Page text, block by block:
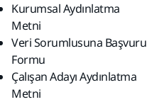
Kurumsal Aydınlatma
Metni
Veri Sorumlusuna Başvuru
Formu
Çalışan Adayı Aydınlatma
Metni